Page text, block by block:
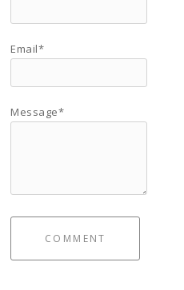
Email*
Message*
COMMENT